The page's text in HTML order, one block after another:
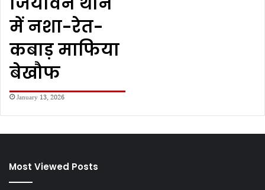
में नशा-रेत-
कबाड़ माफिया
बेखौफ
January 13, 2026
Most Viewed Posts